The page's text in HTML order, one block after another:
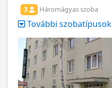
3
Háromágyas szoba
További